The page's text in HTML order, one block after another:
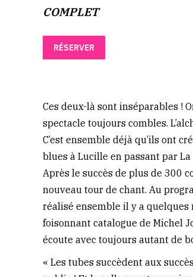
COMPLET
RÉSERVER
Ces deux-là sont inséparables !
spectacle toujours combles.
C’est ensemble déjà qu’ils ont
blues à Lucille en passant par
Après le succès de plus de 300
nouveau tour de chant. Au
réalisé ensemble il y a quelques
foisonnant catalogue de Michel
écoute avec toujours autant de
« Les tubes succèdent aux